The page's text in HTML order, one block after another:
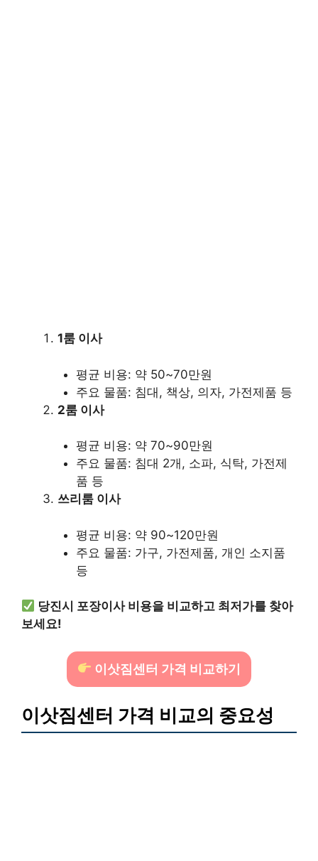
1룸 이사
평균 비용: 약 50~70만원
주요 물품: 침대, 책상, 의자, 가전제품 등
2룸 이사
평균 비용: 약 70~90만원
주요 물품: 침대 2개, 소파, 식탁, 가전제
품 등
쓰리룸 이사
평균 비용: 약 90~120만원
주요 물품: 가구, 가전제품, 개인 소지품
등
당진시 포장이사 비용을 비교하고 최저가를 찾아
보세요!
이삿짐센터 가격 비교하기
이삿짐센터 가격 비교의 중요성